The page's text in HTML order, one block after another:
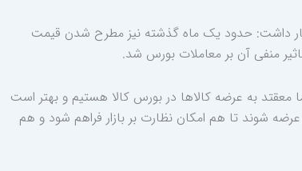
داشت: حدود یک ماه گذشته نیز مطرح شدن قیمت
منفی آن بر معاملات بورس شد.
معقتد به عرضه کالاها در بورس کالا هستیم و بهتر است
شوند تا هم امکان نظارت بر بازار فراهم شود و هم